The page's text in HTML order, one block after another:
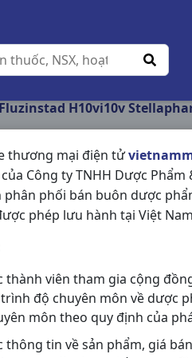
thương mại điện tử
Công ty TNHH Dược Phẩm
phân phối bán buôn dược
phép lưu hành tại Việt
thành viên tham gia cộng
độ chuyên môn về dược
môn theo quy định của
thông tin về sản phẩm, giá
Fluzinstad H10vi10v
NSX:
Chia sẻ qua